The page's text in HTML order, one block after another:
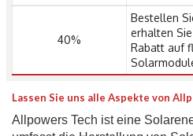
40%
Bestellen
erhalten
Rabatt auf
Lassen Sie uns alle Aspekte von
Allpowers Tech ist eine